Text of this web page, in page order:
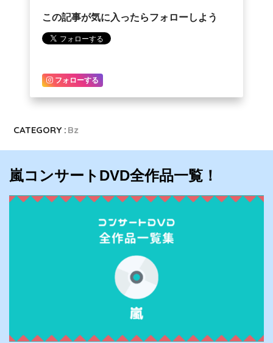
この記事が気に入ったらフォローしよう
フォローする
CATEGORY : Bz
嵐コンサートDVD全作品一覧！